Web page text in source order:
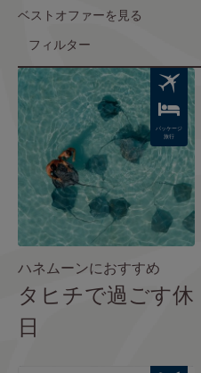
ベストオファーを見る
フィルター
Image
パッケージ
旅行
ハネムーンにおすすめ
タヒチで過ごす休
日